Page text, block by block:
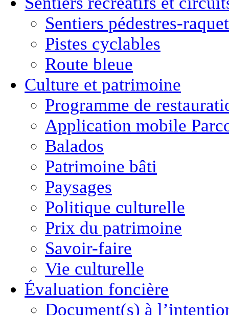
Sentiers pédestres-
Pistes cyclables
Route bleue
Culture et patrimoine
Programme de
Application mobile
Balados
Patrimoine bâti
Paysages
Politique culturelle
Prix du patrimoine
Savoir-faire
Vie culturelle
Évaluation foncière
Document(s) à